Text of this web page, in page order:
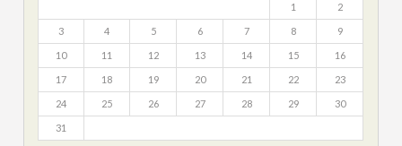
1 2
3 4 5 6 7 8 9
10 11 12 13 14 15 16
17 18 19 20 21 22 23
24 25 26 27 28 29 30
31